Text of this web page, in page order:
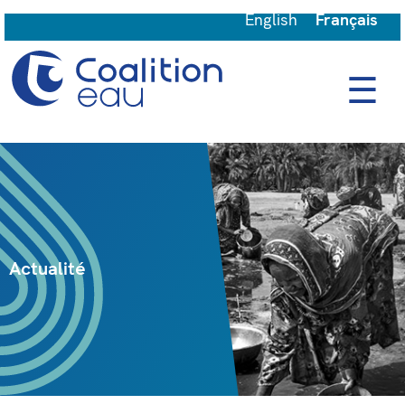
☰
Actualité
English Français